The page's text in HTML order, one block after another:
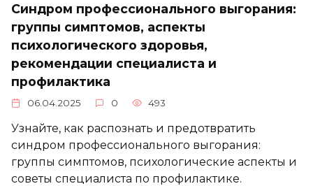
Синдром профессионального выгорания:
группы симптомов, аспекты
психологического здоровья,
рекомендации специалиста и
профилактика
06.04.2025 0 493
Узнайте, как распознать и предотвратить
синдром профессионального выгорания:
группы симптомов, психологические аспекты и
советы специалиста по профилактике.